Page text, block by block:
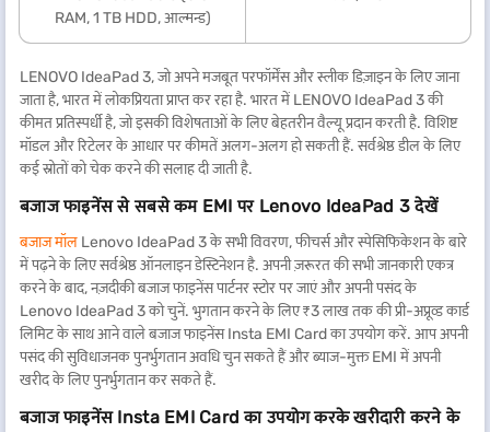
RAM, 1 TB HDD, आल्मन्ड)
LENOVO IdeaPad 3, जो अपने मजबूत परफॉर्मेंस और स्लीक डिज़ाइन के लिए जाना
जाता है, भारत में लोकप्रियता प्राप्त कर रहा है. भारत में LENOVO IdeaPad 3 की
कीमत प्रतिस्पर्धी है, जो इसकी विशेषताओं के लिए बेहतरीन वैल्यू प्रदान करती है. विशिष्ट
मॉडल और रिटेलर के आधार पर कीमतें अलग-अलग हो सकती हैं. सर्वश्रेष्ठ डील के लिए
कई स्रोतों को चेक करने की सलाह दी जाती है.
बजाज फाइनेंस से सबसे कम EMI पर Lenovo IdeaPad 3 देखें
बजाज मॉल Lenovo IdeaPad 3 के सभी विवरण, फीचर्स और स्पेसिफिकेशन के बारे
में पढ़ने के लिए सर्वश्रेष्ठ ऑनलाइन डेस्टिनेशन है. अपनी ज़रूरत की सभी जानकारी एकत्र
करने के बाद, नज़दीकी बजाज फाइनेंस पार्टनर स्टोर पर जाएं और अपनी पसंद के
Lenovo IdeaPad 3 को चुनें. भुगतान करने के लिए ₹3 लाख तक की प्री-अप्रूव्ड कार्ड
लिमिट के साथ आने वाले बजाज फाइनेंस Insta EMI Card का उपयोग करें. आप अपनी
पसंद की सुविधाजनक पुनर्भुगतान अवधि चुन सकते हैं और ब्याज-मुक्त EMI में अपनी
खरीद के लिए पुनर्भुगतान कर सकते हैं.
बजाज फाइनेंस Insta EMI Card का उपयोग करके खरीदारी करने के